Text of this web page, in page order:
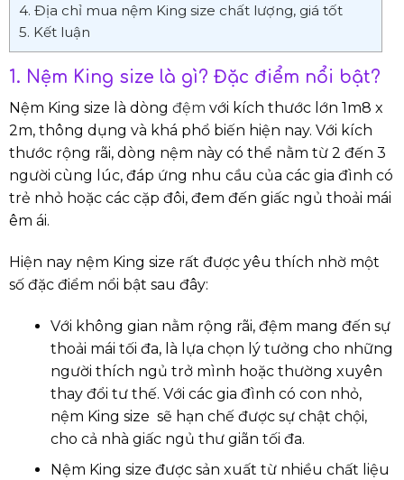
4. Địa chỉ mua nệm King size chất lượng, giá tốt
5. Kết luận
1. Nệm King size là gì? Đặc điểm nổi bật?
Nệm King size là dòng đệm với kích thước lớn 1m8 x
2m, thông dụng và khá phổ biến hiện nay. Với kích
thước rộng rãi, dòng nệm này có thể nằm từ 2 đến 3
người cùng lúc, đáp ứng nhu cầu của các gia đình có
trẻ nhỏ hoặc các cặp đôi, đem đến giấc ngủ thoải mái
êm ái.
Hiện nay nệm King size rất được yêu thích nhờ một
số đặc điểm nổi bật sau đây:
Với không gian nằm rộng rãi, đệm mang đến sự
thoải mái tối đa, là lựa chọn lý tưởng cho những
người thích ngủ trở mình hoặc thường xuyên
thay đổi tư thế. Với các gia đình có con nhỏ,
nệm King size sẽ hạn chế được sự chật chội,
cho cả nhà giấc ngủ thư giãn tối đa.
Nệm King size được sản xuất từ nhiều chất liệu